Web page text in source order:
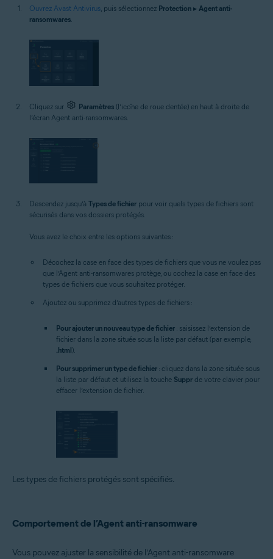
Ouvrez Avast Antivirus , puis sélectionnez Protection ▸ Agent anti-
ransomwares
Cliquez sur Paramètres (l’icône de roue dentée) en haut à droite de
l’écran Agent anti-ransomwares.
Descendez jusqu’à Types de fichier pour voir quels types de fichiers sont
sécurisés dans vos dossiers protégés.
Vous avez le choix entre les options suivantes :
Décochez la case en face des types de fichiers que vous ne voulez pas
que l’Agent anti-ransomwares protège, ou cochez la case en face des
types de fichiers que vous souhaitez protéger.
Ajoutez ou supprimez d’autres types de fichiers :
Pour ajouter un nouveau type de fichier : saisissez l’extension de
fichier dans la zone située sous la liste par défaut (par exemple,
.html).
Pour supprimer un type de fichier : cliquez dans la zone située sous
la liste par défaut et utilisez la touche Suppr de votre clavier pour
effacer l’extension de fichier.
Les types de fichiers protégés sont spécifiés.
Comportement de l’Agent anti-ransomware
Vous pouvez ajuster la sensibilité de l’Agent anti-ransomware